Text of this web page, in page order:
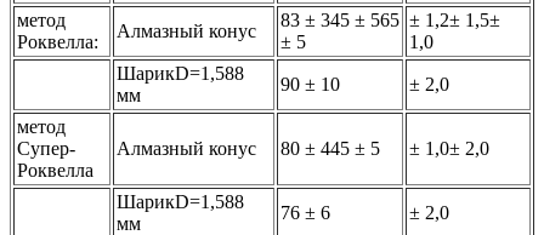
метод
Роквелла:
Алмазный конус
83 ± 345 ± 565
± 5
± 1,2± 1,5±
1,0
ШарикD=1,588
мм
90 ± 10 ± 2,0
метод
Супер-
Роквелла
Алмазный конус 80 ± 445 ± 5 ± 1,0± 2,0
ШарикD=1,588
мм
76 ± 6 ± 2,0